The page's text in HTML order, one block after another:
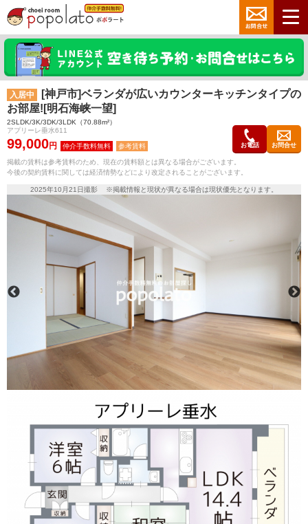
入居中
[神戸市]ベランダが広いカウンターキッチンタイプの
お部屋![明石海峡一望]
2SLDK/3K/3DK/3LDK（70.88m²）
アプリーレ垂水611
99,000円 参考賃料 お電話 お問合せ
掲載の賃料は参考賃料のため、現在の賃料額とは異なる場合がございます。
今後の契約賃料に関しては経済情勢などにより改定されることがございます。
2025年10月21日撮影 ※掲載情報と現状が異なる場合は現状優先となります。